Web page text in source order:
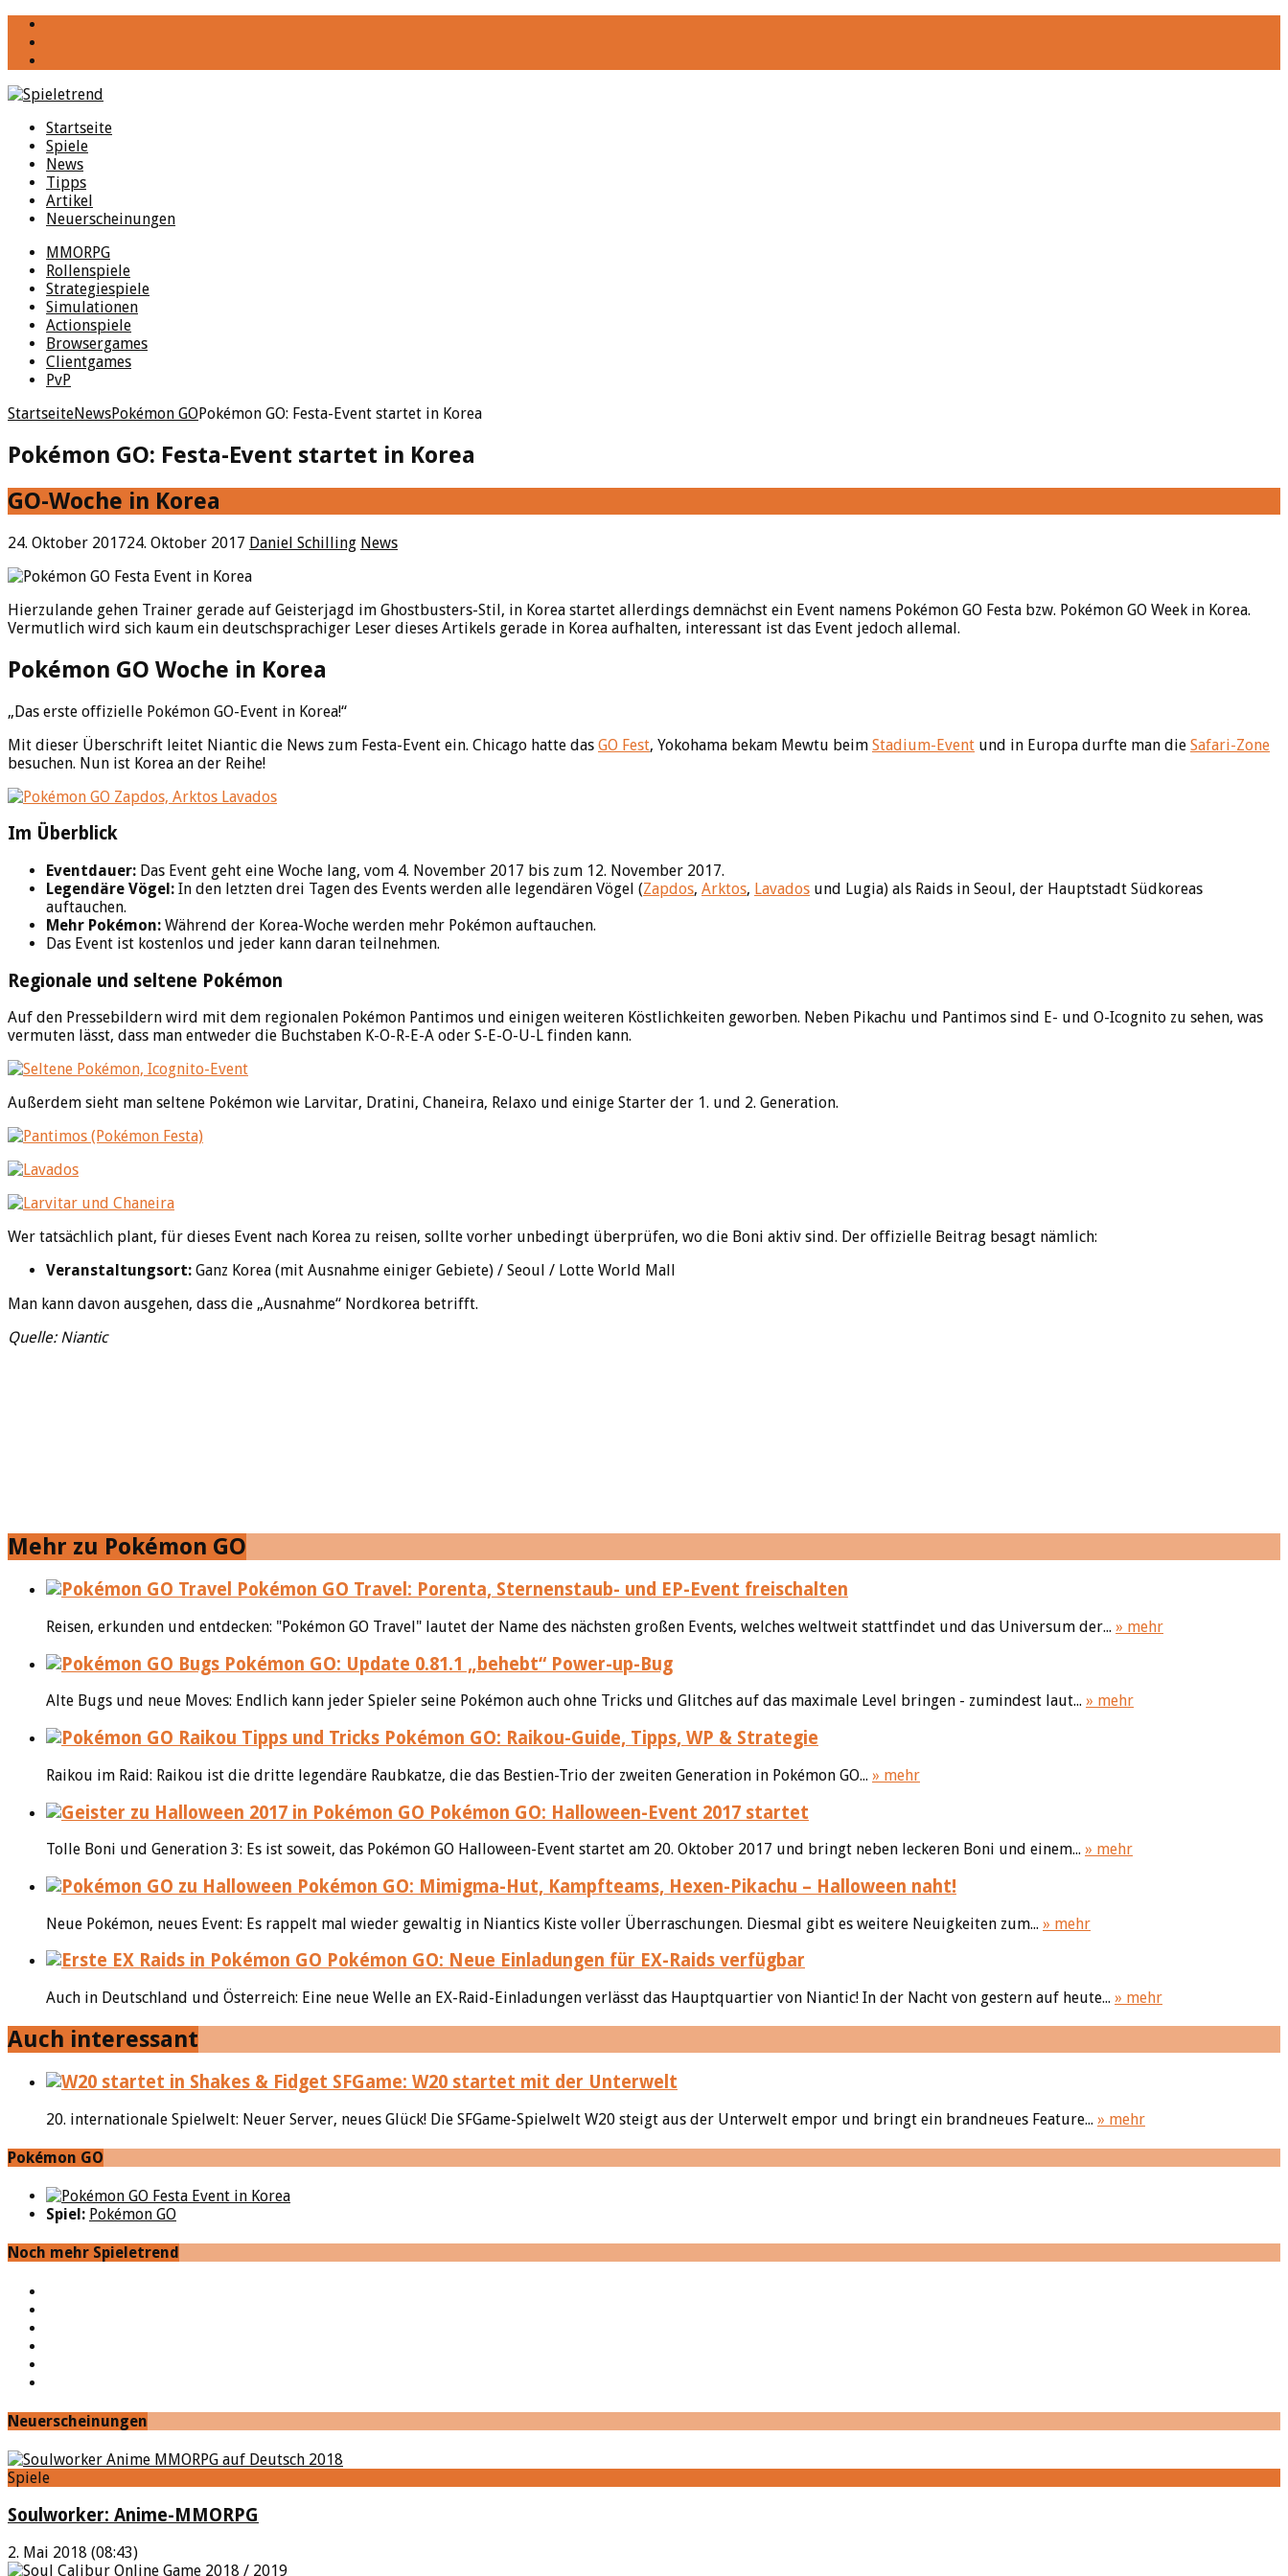
Startseite
Spiele
News
Tipps
Artikel
Neuerscheinungen
MMORPG
Rollenspiele
Strategiespiele
Simulationen
Actionspiele
Browsergames
Clientgames
PvP
StartseiteNewsPokémon GOPokémon GO: Festa-Event startet in Korea
Pokémon GO: Festa-Event startet in Korea
GO-Woche in Korea
24. Oktober 201724. Oktober 2017 Daniel Schilling News
Hierzulande gehen Trainer gerade auf Geisterjagd im Ghostbusters-Stil, in Korea startet allerdings demnächst ein Event namens Pokémon GO Festa bzw. Pokémon GO Week in Korea.
Vermutlich wird sich kaum ein deutschsprachiger Leser dieses Artikels gerade in Korea aufhalten, interessant ist das Event jedoch allemal.
Pokémon GO Woche in Korea
„Das erste offizielle Pokémon GO-Event in Korea!“
Mit dieser Überschrift leitet Niantic die News zum Festa-Event ein. Chicago hatte das GO Fest, Yokohama bekam Mewtu beim Stadium-Event und in Europa durfte man die Safari-Zone
besuchen. Nun ist Korea an der Reihe!
Im Überblick
Eventdauer: Das Event geht eine Woche lang, vom 4. November 2017 bis zum 12. November 2017.
Legendäre Vögel: In den letzten drei Tagen des Events werden alle legendären Vögel (Zapdos, Arktos, Lavados und Lugia) als Raids in Seoul, der Hauptstadt Südkoreas
auftauchen.
Mehr Pokémon: Während der Korea-Woche werden mehr Pokémon auftauchen.
Das Event ist kostenlos und jeder kann daran teilnehmen.
Regionale und seltene Pokémon
Auf den Pressebildern wird mit dem regionalen Pokémon Pantimos und einigen weiteren Köstlichkeiten geworben. Neben Pikachu und Pantimos sind E- und O-Icognito zu sehen, was
vermuten lässt, dass man entweder die Buchstaben K-O-R-E-A oder S-E-O-U-L finden kann.
Außerdem sieht man seltene Pokémon wie Larvitar, Dratini, Chaneira, Relaxo und einige Starter der 1. und 2. Generation.
Wer tatsächlich plant, für dieses Event nach Korea zu reisen, sollte vorher unbedingt überprüfen, wo die Boni aktiv sind. Der offizielle Beitrag besagt nämlich:
Veranstaltungsort: Ganz Korea (mit Ausnahme einiger Gebiete) / Seoul / Lotte World Mall
Man kann davon ausgehen, dass die „Ausnahme“ Nordkorea betrifft.
Quelle: Niantic
Mehr zu Pokémon GO
Pokémon GO Travel: Porenta, Sternenstaub- und EP-Event freischalten
Reisen, erkunden und entdecken: "Pokémon GO Travel" lautet der Name des nächsten großen Events, welches weltweit stattfindet und das Universum der... » mehr
Pokémon GO: Update 0.81.1 „behebt“ Power-up-Bug
Alte Bugs und neue Moves: Endlich kann jeder Spieler seine Pokémon auch ohne Tricks und Glitches auf das maximale Level bringen - zumindest laut... » mehr
Pokémon GO: Raikou-Guide, Tipps, WP & Strategie
Raikou im Raid: Raikou ist die dritte legendäre Raubkatze, die das Bestien-Trio der zweiten Generation in Pokémon GO... » mehr
Pokémon GO: Halloween-Event 2017 startet
Tolle Boni und Generation 3: Es ist soweit, das Pokémon GO Halloween-Event startet am 20. Oktober 2017 und bringt neben leckeren Boni und einem... » mehr
Pokémon GO: Mimigma-Hut, Kampfteams, Hexen-Pikachu – Halloween naht!
Neue Pokémon, neues Event: Es rappelt mal wieder gewaltig in Niantics Kiste voller Überraschungen. Diesmal gibt es weitere Neuigkeiten zum... » mehr
Pokémon GO: Neue Einladungen für EX-Raids verfügbar
Auch in Deutschland und Österreich: Eine neue Welle an EX-Raid-Einladungen verlässt das Hauptquartier von Niantic! In der Nacht von gestern auf heute... » mehr
Auch interessant
SFGame: W20 startet mit der Unterwelt
20. internationale Spielwelt: Neuer Server, neues Glück! Die SFGame-Spielwelt W20 steigt aus der Unterwelt empor und bringt ein brandneues Feature... » mehr
Pokémon GO
Spiel: Pokémon GO
Noch mehr Spieletrend
Neuerscheinungen
Spiele
Soulworker: Anime-MMORPG
2. Mai 2018 (08:43)